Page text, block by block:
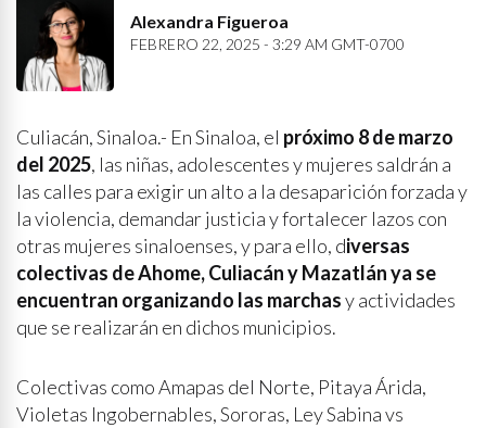
Alexandra Figueroa
FEBRERO 22, 2025 - 3:29 AM GMT-0700
Culiacán, Sinaloa.- En Sinaloa, el próximo 8 de marzo
del 2025, las niñas, adolescentes y mujeres saldrán a
las calles para exigir un alto a la desaparición forzada y
la violencia, demandar justicia y fortalecer lazos con
otras mujeres sinaloenses, y para ello, diversas
colectivas de Ahome, Culiacán y Mazatlán ya se
encuentran organizando las marchasy actividades
que se realizarán en dichos municipios.
Colectivas como Amapas del Norte, Pitaya Árida,
Violetas Ingobernables, Sororas, Ley Sabina vs